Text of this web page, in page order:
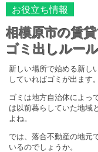
お役立ち情報
相模原市の賃
ゴミ出しルー
新しい場所で始める新し
していればゴミが出ます。
ゴミは地方自治体によっ
は以前暮らしていた地域
よね。
では、落合不動産の地元
いるのでしょうか。